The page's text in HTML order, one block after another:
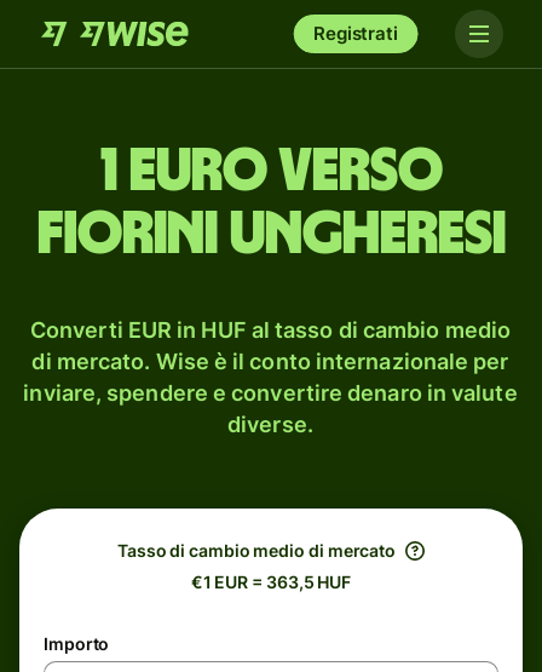
Registrati
1 euro verso
fiorini ungheresi
Converti EUR in HUF al tasso di cambio medio
di mercato. Wise è il conto internazionale per
inviare, spendere e convertire denaro in valute
diverse.
Tasso di cambio medio di mercato
€1 EUR = 363,5 HUF
Importo